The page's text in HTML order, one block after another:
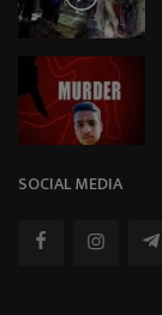
SOCIAL MEDIA